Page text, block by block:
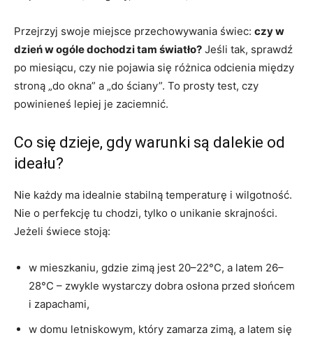
Przejrzyj swoje miejsce przechowywania świec: czy w
dzień w ogóle dochodzi tam światło? Jeśli tak, sprawdź
po miesiącu, czy nie pojawia się różnica odcienia między
stroną „do okna” a „do ściany”. To prosty test, czy
powinieneś lepiej je zaciemnić.
Co się dzieje, gdy warunki są dalekie od
ideału?
Nie każdy ma idealnie stabilną temperaturę i wilgotność.
Nie o perfekcję tu chodzi, tylko o unikanie skrajności.
Jeżeli świece stoją:
w mieszkaniu, gdzie zimą jest 20–22°C, a latem 26–
28°C – zwykle wystarczy dobra osłona przed słońcem
i zapachami,
w domu letniskowym, który zamarza zimą, a latem się